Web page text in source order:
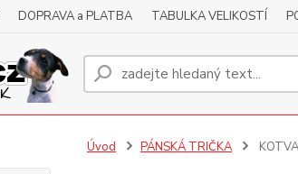
DOPRAVA a PLATBA TABULKA VELIKOSTÍ
Úvod PÁNSKÁ TRIČKA